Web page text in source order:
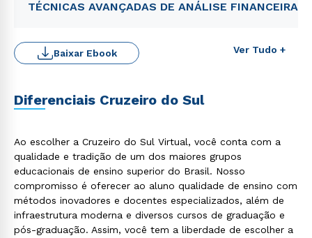
TÉCNICAS AVANÇADAS DE ANÁLISE FINANCEIRA
Ver Tudo +
Baixar Ebook
Diferenciais Cruzeiro do Sul
Ao escolher a Cruzeiro do Sul Virtual, você conta com a
qualidade e tradição de um dos maiores grupos
educacionais de ensino superior do Brasil. Nosso
compromisso é oferecer ao aluno qualidade de ensino com
métodos inovadores e docentes especializados, além de
infraestrutura moderna e diversos cursos de graduação e
pós-graduação. Assim, você tem a liberdade de escolher a
WhatsApp
ou